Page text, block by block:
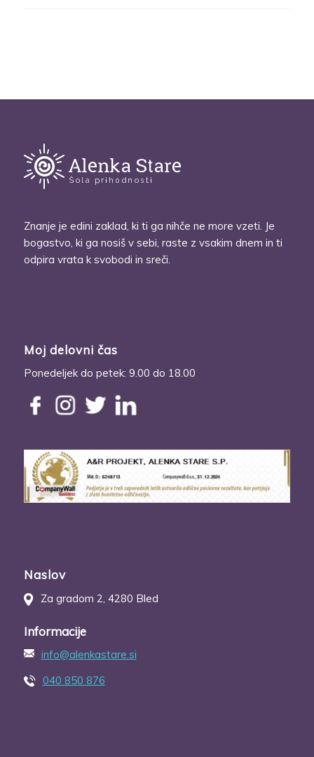
Znanje je edini zaklad, ki ti ga nihče ne more vzeti. Je
bogastvo, ki ga nosiš v sebi, raste z vsakim dnem in ti
odpira vrata k svobodi in sreči.
Moj delovni čas
Ponedeljek do petek: 9.00 do 18.00
Naslov
Za gradom 2, 4280 Bled
Informacije
info@alenkastare.si
040 850 876